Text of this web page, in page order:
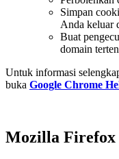
Simpan
Anda keluar
Buat
domain
Untuk informasi
buka Google Chrome
Mozilla Firefox